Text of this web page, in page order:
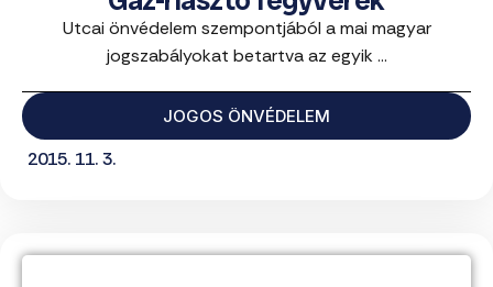
Utcai önvédelem szempontjából a mai magyar
jogszabályokat betartva az egyik ...
JOGOS ÖNVÉDELEM
2015. 11. 3.